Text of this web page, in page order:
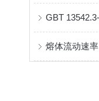
熔体流动速率